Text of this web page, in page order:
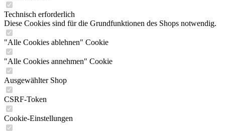
Technisch erforderlich
Diese Cookies sind für die Grundfunktionen des Shops notwendig.
"Alle Cookies ablehnen" Cookie
"Alle Cookies annehmen" Cookie
Ausgewählter Shop
CSRF-Token
Cookie-Einstellungen